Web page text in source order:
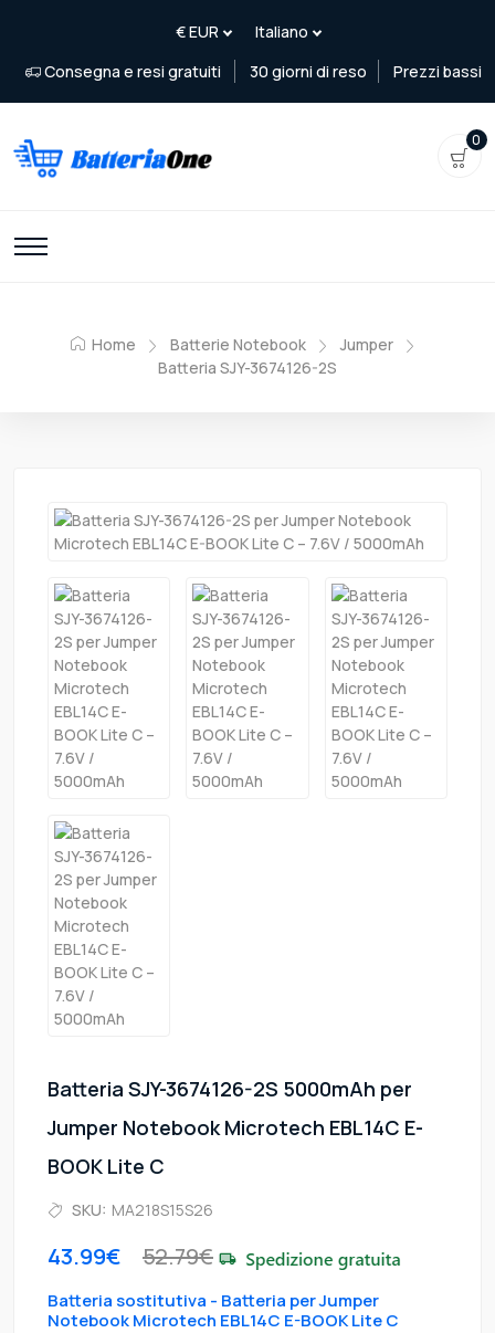
Consegna e resi gratuiti 30 giorni di reso Prezzi bassi
0
Home Batterie Notebook
Jumper
Batteria SJY-3674126-2S
Batteria SJY-3674126-2S 5000mAh per
Jumper Notebook Microtech EBL14C E-
BOOK Lite C
SKU: MA218S15S26
43.99€ 52.79€
Batteria sostitutiva - Batteria per Jumper
Notebook Microtech EBL14C E-BOOK Lite C